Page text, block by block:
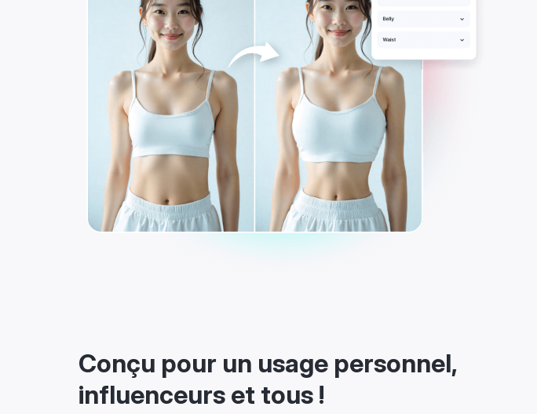
Conçu pour un usage personnel,
influenceurs et tous !